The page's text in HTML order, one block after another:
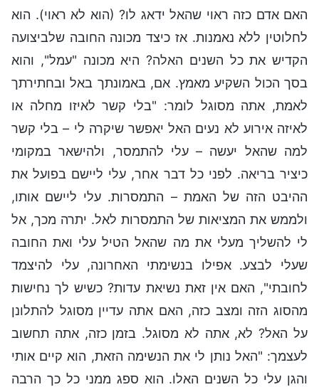
האם אדם כזה ראוי שהאל ידאג לו? (הוא לא ראוי). הוא
לחלוטין ללא נאמנות. אז כיצד מכונה החובה שלביצועה
הקדיש את כל השנים האלה? היא מכונה "עמל", והוא
בסך הכול השקיע מאמץ. אם, באמונתך באל ובחתירתך
לאמת, אתה מסוגל לומר: "בלי קשר לאיזו מחלה או
לאיזה אירוע לא נעים האל יאפשר שיקרה לי – בלי קשר
למה שהאל יעשה – עלי להתמסר, ולהישאר במקומי
כיציר בריאה. לפני כל דבר אחר, עלי ליישם בפועל את
ההיבט הזה של האמת – התמסרות. עלי ליישם אותו,
ולממש את המציאות של התמסרות לאל. יתרה מכך, אל
לי להשליך מעלי את מה שהאל הטיל עלי ואת החובה
שעלי לבצע. אפילו בנשימתי האחרונה, עלי להיצמד
לחובתי", האם אין זאת נשיאת עדות? כשיש לך נחישות
מהסוג הזה ומצב כזה, האם אתה עדיין מסוגל להתלונן
על האל? לא, אתה לא מסוגל. בזמן כזה, אתה תחשוב
לעצמך: "האל נותן לי את הנשימה הזאת, הוא קיים אותי
והגן עלי כל השנים האלו. הוא ספג ממני כל כך הרבה